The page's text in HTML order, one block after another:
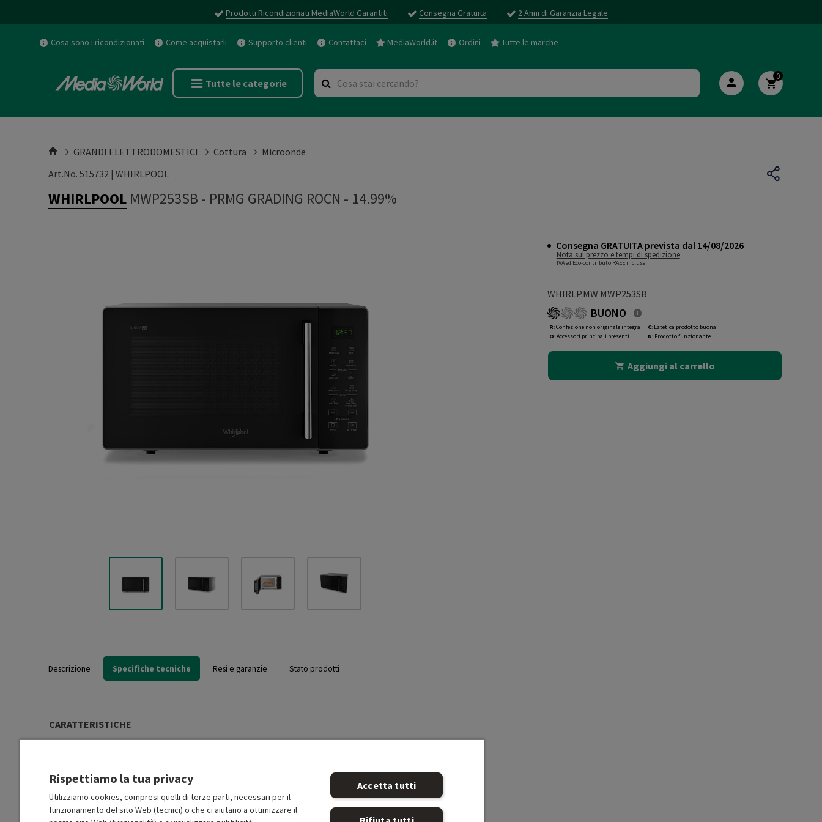
Prodotti Ricondizionati MediaWorld Garantiti Consegna Gratuita 2 Anni di Garanzia Legale
Cosa sono i ricondizionati Come acquistarli Supporto clienti Contattaci MediaWorld.it Ordini Tutte le marche
Tutte le categorie
0
GRANDI ELETTRODOMESTICI Cottura
Microonde
Art.No. 515732 | WHIRLPOOL
WHIRLPOOL MWP253SB - PRMG GRADING ROCN - 14.99%
Consegna GRATUITA prevista dal 14/08/2026
Nota sul prezzo e tempi di spedizione
IVA ed Eco-contributo RAEE incluse
WHIRLP.MW MWP253SB
BUONO
R: Confezione non originale integra
O: Accessori principali presenti
C: Estetica prodotto buona
N: Prodotto funzionante
Aggiungi al carrello
Descrizione Specifiche tecniche Resi e garanzie Stato prodotti
CARATTERISTICHE
Potenza mwo (W) 900
Rispettiamo la tua privacy
Utilizziamo cookies, compresi quelli di terze parti, necessari per il
funzionamento del sito Web (tecnici) o che ci aiutano a ottimizzare il
Accetta tutti